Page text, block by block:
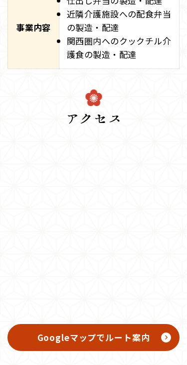
事業内容
近隣介護施設への配食弁当
の製造・配達
関西圏内へのクックチル介
護食の製造・配達
アクセス
Googleマップでルート案内